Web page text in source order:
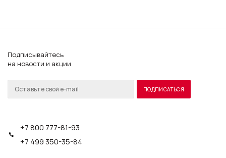
Подписывайтесь
на новости и акции
+7 800 777-81-93
+7 499 350-35-84